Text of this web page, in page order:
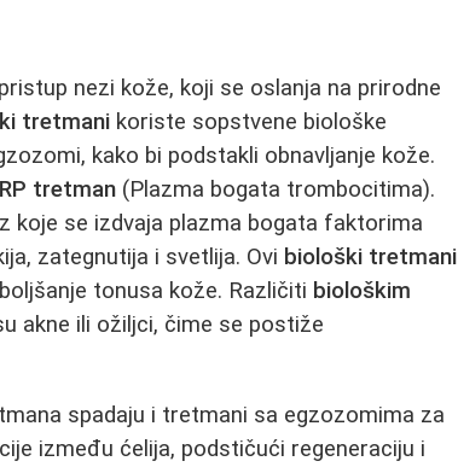
nezi kože, koji se oslanja na prirodne
tretmani koriste sopstvene biološke
kako bi podstakli obnavljanje kože.
tretman (Plazma bogata trombocitima).
koje se izdvaja plazma bogata faktorima
zategnutija i svetlija. Ovi biološki tretmani
tonusa kože. Različiti biološkim
akne ili ožiljci, čime se postiže
spadaju i tretmani sa egzozomima za
između ćelija, podstičući regeneraciju i